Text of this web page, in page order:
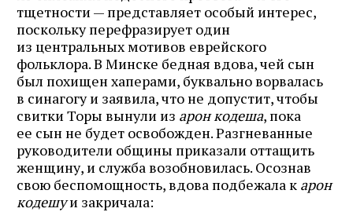
тщетности — представляет особый интерес,
поскольку перефразирует один
из центральных мотивов еврейского
фольклора. В Минске бедная вдова, чей сын
был похищен хаперами, буквально ворвалась
в синагогу и заявила, что не допустит, чтобы
свитки Торы вынули из арон кодеша, пока
ее сын не будет освобожден. Разгневанные
руководители общины приказали оттащить
женщину, и служба возобновилась. Осознав
свою беспомощность, вдова подбежала к арон
кодешуи закричала: